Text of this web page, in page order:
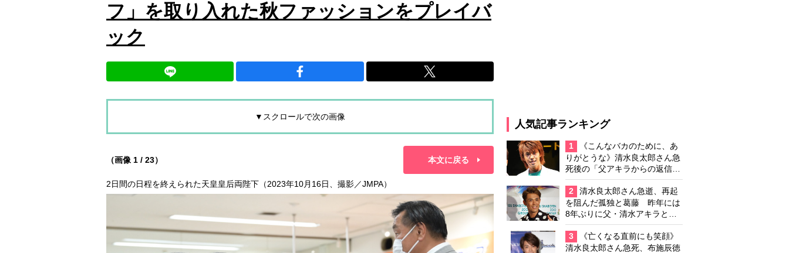
フ」を取り入れた秋ファッションをプレイバ
ック
▼スクロールで次の画像
（画像 1 / 23） 本文に戻る
2日間の日程を終えられた天皇皇后両陛下（2023年10月16日、撮影／JMPA）
人気記事ランキング
1
《こんなバカのために、あ
りがとうな》清水良太郎さん急
死後の「父アキラからの返信」
布施辰徳が涙で明かす「順番が
違う」
2
清水良太郎さん急逝、再起
を阻んだ孤独と葛藤 昨年には
8年ぶりに父・清水アキラと共
演、本格的な活動再開に向かっ
ていたが…周囲が懸念していた
「不安定なところ」
3
《亡くなる直前にも笑顔》
清水良太郎さん急死、布施辰徳